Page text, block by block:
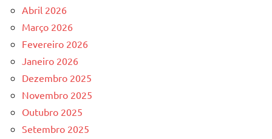
Abril 2026
Março 2026
Fevereiro 2026
Janeiro 2026
Dezembro 2025
Novembro 2025
Outubro 2025
Setembro 2025